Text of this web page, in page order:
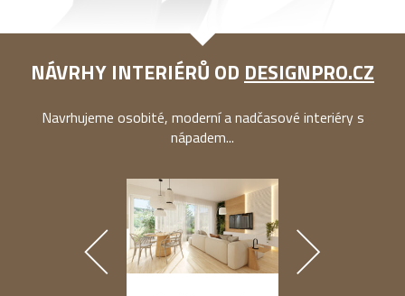
NÁVRHY INTERIÉRŮ OD DESIGNPRO.CZ
Navrhujeme osobité, moderní a nadčasové interiéry s
nápadem...